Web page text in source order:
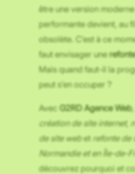
être une version
performante devient, au
obsolète. C’est à ce
faut envisager une
Mais quand faut-il la
peut s’en occuper ?
Avec G2RD Agence Web
création de site internet,
de site webet refonte de
Normandie et en Île-de-
découvrez pourquoi et